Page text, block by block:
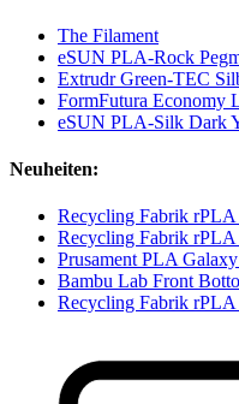
The Filament
eSUN PLA-Rock
Extrudr Green-TEC
FormFutura Economy
eSUN PLA-Silk Dark
Neuheiten:
Recycling Fabrik
Recycling Fabrik
Prusament PLA
Bambu Lab Front
Recycling Fabrik